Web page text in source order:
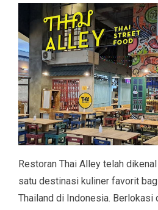
Restoran Thai Alley telah
satu destinasi kuliner favorit
Thailand di Indonesia. Berlokasi